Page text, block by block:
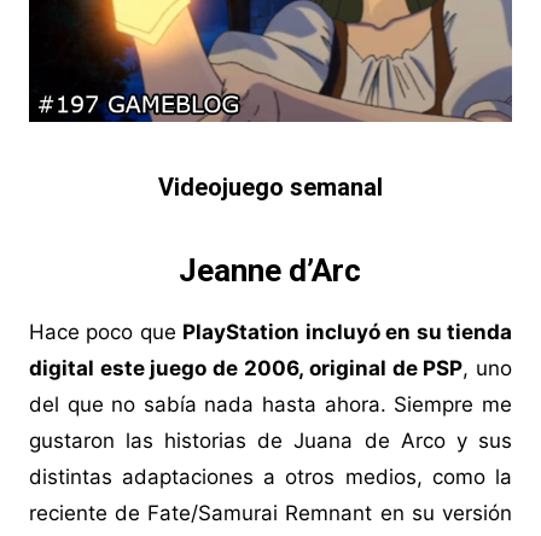
Videojuego semanal
Jeanne d’Arc
Hace poco que PlayStation incluyó en su tienda
digital este juego de 2006, original de PSP, uno
del que no sabía nada hasta ahora. Siempre me
gustaron las historias de Juana de Arco y sus
distintas adaptaciones a otros medios, como la
reciente de Fate/Samurai Remnant en su versión